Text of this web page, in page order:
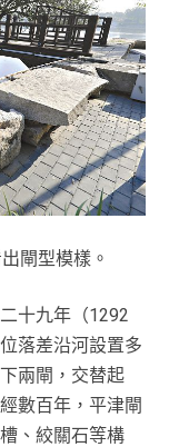
閘型模樣。
十九年（1292
落差沿河設置多
兩閘，交替起
數百年，平津閘
、絞關石等構